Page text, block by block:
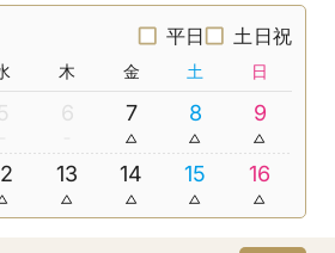
平日 土日祝
木 金 土 日
5 6 7 8 9
13 14 15 16